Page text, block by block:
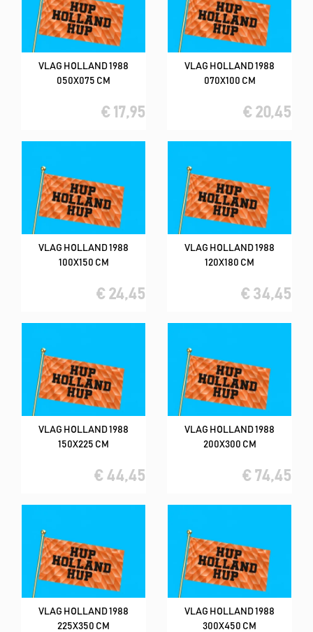
VLAG HOLLAND 1988
050X075 CM
€ 17,95
VLAG HOLLAND 1988
070X100 CM
€ 20,45
VLAG HOLLAND 1988
100X150 CM
€ 24,45
VLAG HOLLAND 1988
120X180 CM
€ 34,45
VLAG HOLLAND 1988
150X225 CM
€ 44,45
VLAG HOLLAND 1988
200X300 CM
€ 74,45
VLAG HOLLAND 1988
225X350 CM
VLAG HOLLAND 1988
300X450 CM